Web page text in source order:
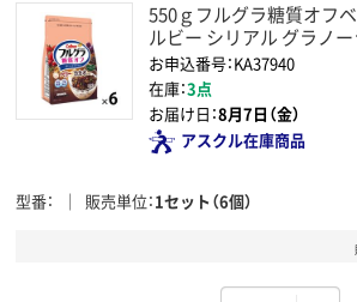
550ｇフルグラ糖質オフ
ルビー シリアル グラノー
お申込番号：KA37940
在庫：3点
お届け日：8月7日（金）
アスクル在庫商品
型番 販売単位 1セット（6個）